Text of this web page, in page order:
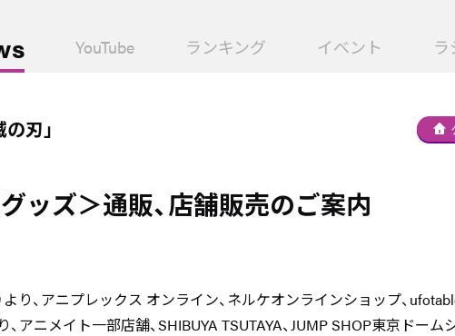
YouTube ランキング イベント ラ
刃」
ッズ＞通販、店舗販売のご案内
より、アニプレックス オンライン、ネルケオンラインショップ、
り、アニメイト一部店舗、SHIBUYA TSUTAYA、JUMP SHOP東京ドーム